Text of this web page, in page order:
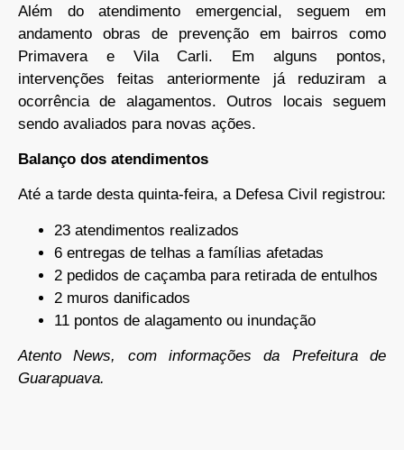
Além do atendimento emergencial, seguem em
andamento obras de prevenção em bairros como
Primavera e Vila Carli. Em alguns pontos,
intervenções feitas anteriormente já reduziram a
ocorrência de alagamentos. Outros locais seguem
sendo avaliados para novas ações.
Balanço dos atendimentos
Até a tarde desta quinta-feira, a Defesa Civil registrou:
23 atendimentos realizados
6 entregas de telhas a famílias afetadas
2 pedidos de caçamba para retirada de entulhos
2 muros danificados
11 pontos de alagamento ou inundação
Atento News, com informações da Prefeitura de
Guarapuava.